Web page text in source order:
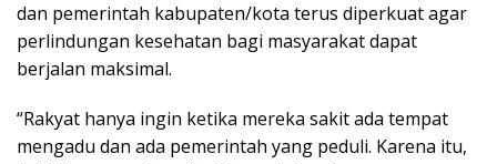
dan pemerintah kabupaten/kota terus diperkuat agar
perlindungan kesehatan bagi masyarakat dapat
berjalan maksimal.
“Rakyat hanya ingin ketika mereka sakit ada tempat
mengadu dan ada pemerintah yang peduli. Karena itu,